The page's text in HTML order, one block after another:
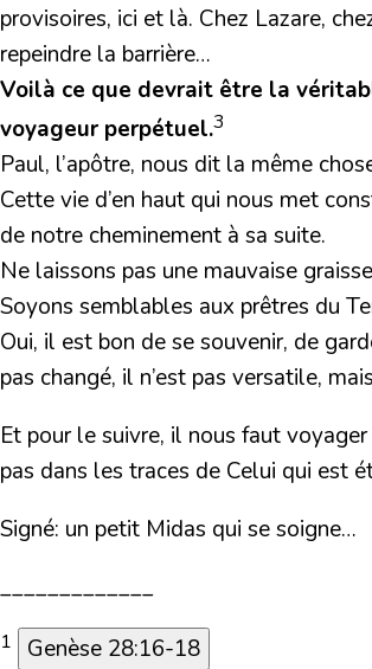
provisoires, ici et là. Chez Lazare,
repeindre la barrière…
Voilà ce que devrait être la
voyageur perpétuel.3
Paul, l’apôtre, nous dit la même
Cette vie d’en haut qui nous met
de notre cheminement à sa suite.
Ne laissons pas une mauvaise
Soyons semblables aux prêtres du
Oui, il est bon de se souvenir, de
pas changé, il n’est pas versatile,
Et pour le suivre, il nous faut
pas dans les traces de Celui qui est
Signé: un petit Midas qui se soigne…
_____________
1 Genèse 28:16-18